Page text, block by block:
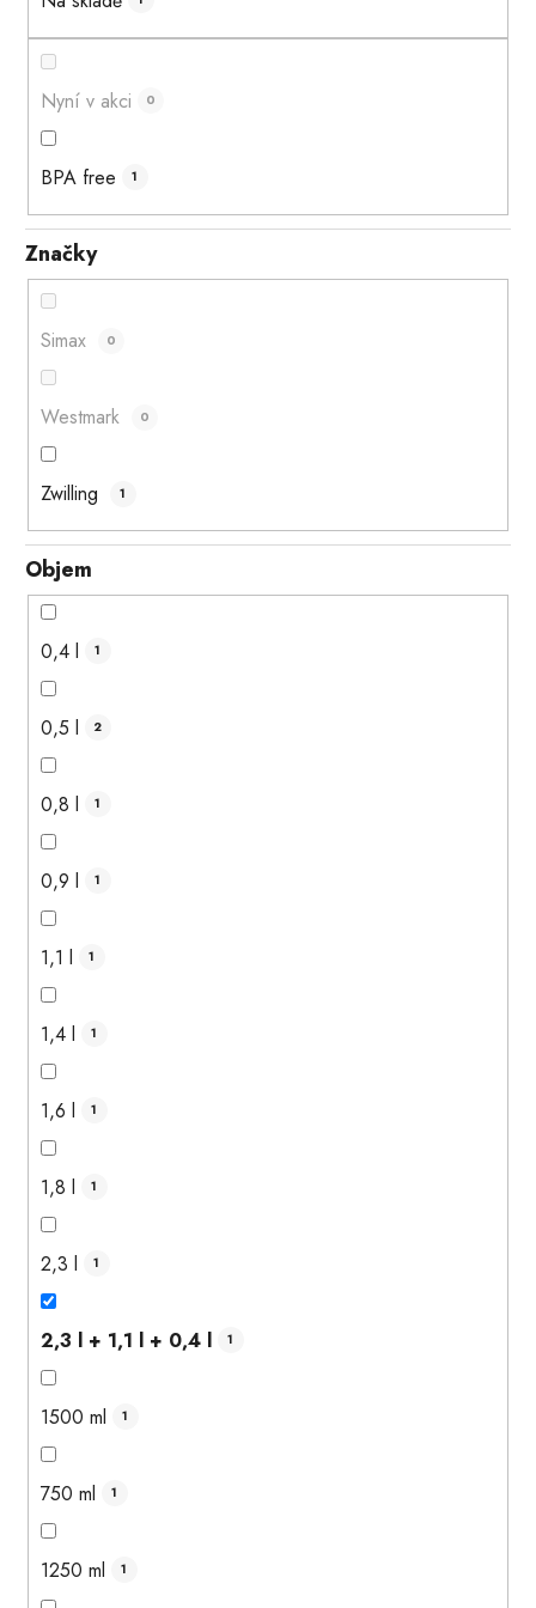
Nyní v akci 0
BPA free 1
Značky
Simax 0
Westmark 0
Zwilling 1
Objem
0,4 l 1
0,5 l 2
0,8 l 1
0,9 l 1
1,1 l 1
1,4 l 1
1,6 l 1
1,8 l 1
2,3 l 1
2,3 l + 1,1 l + 0,4 l 1
1500 ml 1
750 ml 1
1250 ml 1